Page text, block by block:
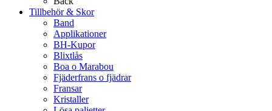
Tillbehör & Skor
Band
Applikationer
BH-Kupor
Blixtlås
Boa o Marabou
Fjäderfrans o fjädrar
Fransar
Kristaller